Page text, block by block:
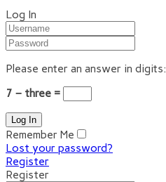
Log In
Please enter an answer in digits:
7 − three =
Remember Me
Lost your password?
Register
Register